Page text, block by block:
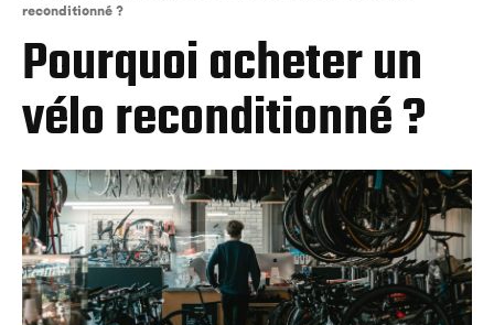
reconditionné ?
Pourquoi acheter un
vélo reconditionné ?